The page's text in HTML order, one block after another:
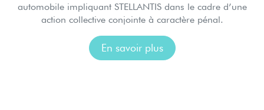
automobile impliquant STELLANTIS dans le cadre d’une
action collective conjointe à caractère pénal.
En savoir plus